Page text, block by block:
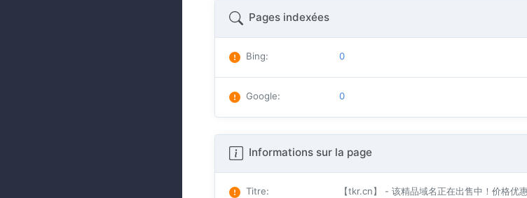
Pages indexées
Bing: 0
Google: 0
Informations sur la page
Titre:
【tkr.cn】 - 该精品域名正在出售中！价格